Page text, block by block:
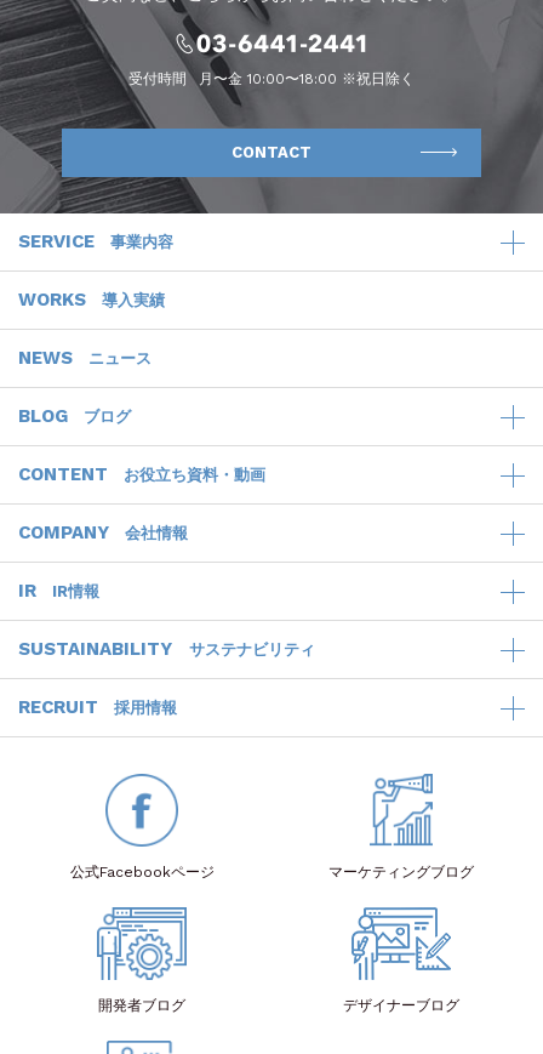
受付時間 月〜金 10:00〜18:00 ※祝日除く
CONTACT
SERVICE 事業内容
WORKS 導入実績
NEWS ニュース
BLOG ブログ
CONTENT お役立ち資料・動画
COMPANY 会社情報
IR IR情報
SUSTAINABILITY サステナビリティ
RECRUIT 採用情報
公式Facebookページ マーケティングブログ
開発者ブログ デザイナーブログ